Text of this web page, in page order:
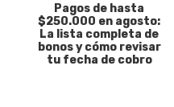
Pagos de hasta
$250.000 en agosto:
La lista completa de
bonos y cómo revisar
tu fecha de cobro